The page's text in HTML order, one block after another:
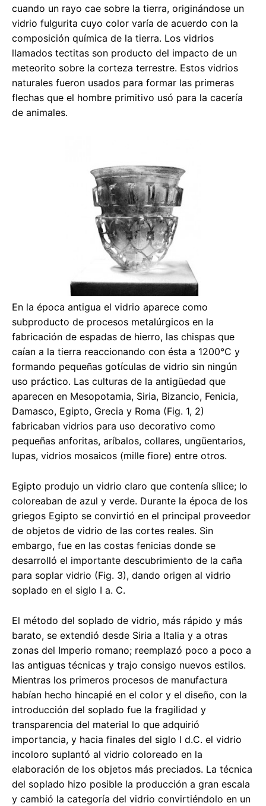
cuando un rayo cae sobre la tierra, originándose un
vidrio fulgurita cuyo color varía de acuerdo con la
composición química de la tierra. Los vidrios
llamados tectitas son producto del impacto de un
meteorito sobre la corteza terrestre. Estos vidrios
naturales fueron usados para formar las primeras
flechas que el hombre primitivo usó para la cacería
de animales.
En la época antigua el vidrio aparece como
subproducto de procesos metalúrgicos en la
fabricación de espadas de hierro, las chispas que
caían a la tierra reaccionando con ésta a 1200°C y
formando pequeñas gotículas de vidrio sin ningún
uso práctico. Las culturas de la antigüedad que
aparecen en Mesopotamia, Siria, Bizancio, Fenicia,
Damasco, Egipto, Grecia y Roma (Fig. 1, 2)
fabricaban vidrios para uso decorativo como
pequeñas anforitas, aríbalos, collares, ungüentarios,
lupas, vidrios mosaicos (mille fiore) entre otros.
Egipto produjo un vidrio claro que contenía sílice; lo
coloreaban de azul y verde. Durante la época de los
griegos Egipto se convirtió en el principal proveedor
de objetos de vidrio de las cortes reales. Sin
embargo, fue en las costas fenicias donde se
desarrolló el importante descubrimiento de la caña
para soplar vidrio (Fig. 3), dando origen al vidrio
soplado en el siglo I a. C.
El método del soplado de vidrio, más rápido y más
barato, se extendió desde Siria a Italia y a otras
zonas del Imperio romano; reemplazó poco a poco a
las antiguas técnicas y trajo consigo nuevos estilos.
Mientras los primeros procesos de manufactura
habían hecho hincapié en el color y el diseño, con la
introducción del soplado fue la fragilidad y
transparencia del material lo que adquirió
importancia, y hacia finales del siglo I d.C. el vidrio
incoloro suplantó al vidrio coloreado en la
elaboración de los objetos más preciados. La técnica
del soplado hizo posible la producción a gran escala
y cambió la categoría del vidrio convirtiéndolo en un